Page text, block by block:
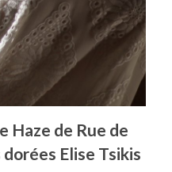
Haze de Rue de
Elise Tsikis